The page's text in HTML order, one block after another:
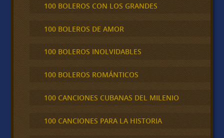
100 BOLEROS CON LOS GRANDES
100 BOLEROS DE AMOR
100 BOLEROS INOLVIDABLES
100 BOLEROS ROMÁNTICOS
100 CANCIONES CUBANAS DEL MILENIO
100 CANCIONES PARA LA HISTORIA